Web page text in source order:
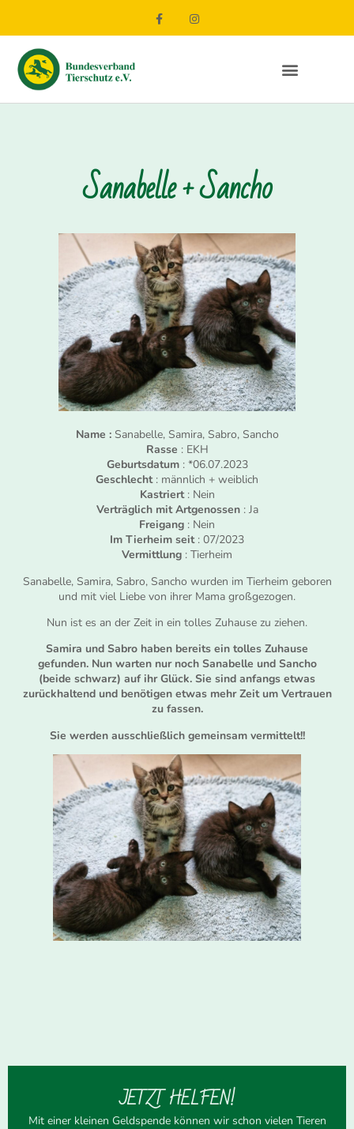
Sanabelle + Sancho
Name :Sanabelle, Samira, Sabro, Sancho
Rasse : EKH
Geburtsdatum: *06.07.2023
Geschlecht: männlich + weiblich
Kastriert: Nein
Verträglich mit Artgenossen: Ja
Freigang : Nein
Im Tierheim seit: 07/2023
Vermittlung : Tierheim
Sanabelle, Samira, Sabro, Sancho wurden im Tierheim geboren
und mit viel Liebe von ihrer Mama großgezogen.
Nun ist es an der Zeit in ein tolles Zuhause zu ziehen.
Samira und Sabro haben bereits ein tolles Zuhause
gefunden. Nun warten nur noch Sanabelle und Sancho
(beide schwarz) auf ihr Glück. Sie sind anfangs etwas
zurückhaltend und benötigen etwas mehr Zeit um Vertrauen
zu fassen.
Sie werden ausschließlich gemeinsam vermittelt!!
JETZT HELFEN!
Mit einer kleinen Geldspende können wir schon vielen Tieren